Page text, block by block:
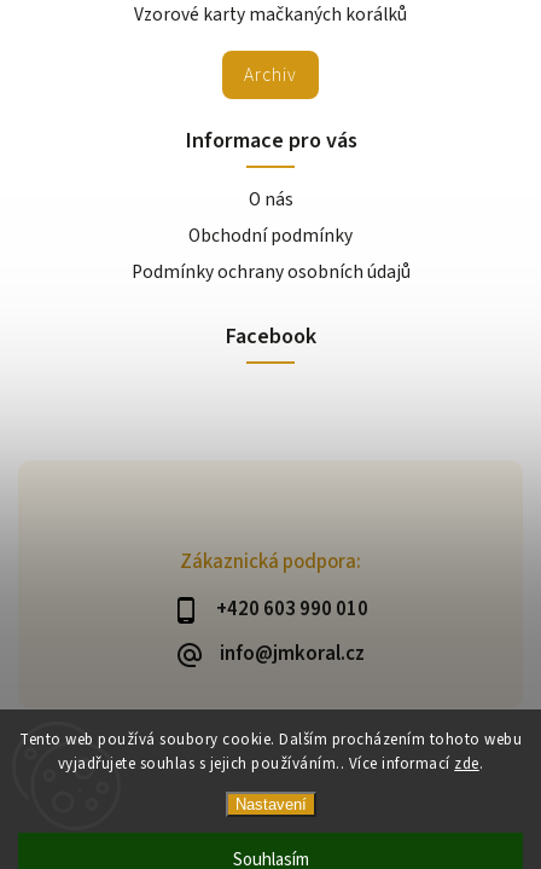
Tento web používá soubory cookie. Dalším procházením tohoto webu
vyjadřujete souhlas s jejich používáním.. Více informací zde.
Nastavení
Souhlasím
Zákaznická podpora:
+420 603 990 010
info@jmkoral.cz
Vzorové karty mačkaných korálků
Archiv
Informace pro vás
O nás
Obchodní podmínky
Podmínky ochrany osobních údajů
Facebook
Copyright 2026ESHOP JM KORAL. Všechna práva vyhrazena.
VytvořilShoptet| Design